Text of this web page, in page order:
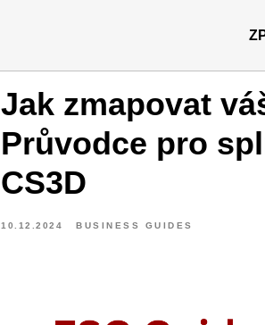
Jak zmapovat
Průvodce pro
CS3D
10.12.2024 BUSINESS GUIDES